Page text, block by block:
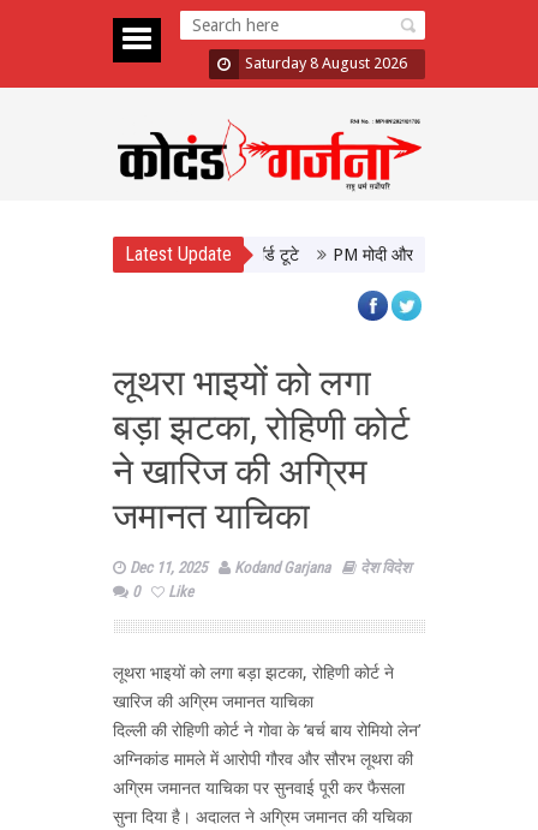
Saturday 8 August 2026
Latest Update
तूफान, 48 घंटे में 10 फिल्मों के रिकॉर्ड टूटे PM मोदी और CM योगी की मुलाकात,
लूथरा भाइयों को लगा
बड़ा झटका, रोहिणी कोर्ट
ने खारिज की अग्रिम
जमानत याचिका
Dec 11, 2025 Kodand Garjana
देश विदेश
0
Like
लूथरा भाइयों को लगा बड़ा झटका, रोहिणी कोर्ट ने
खारिज की अग्रिम जमानत याचिका
दिल्ली की रोहिणी कोर्ट ने गोवा के ‘बर्च बाय रोमियो लेन’
अग्निकांड मामले में आरोपी गौरव और सौरभ लूथरा की
अग्रिम जमानत याचिका पर सुनवाई पूरी कर फैसला
सुना दिया है। अदालत ने अग्रिम जमानत की यचिका